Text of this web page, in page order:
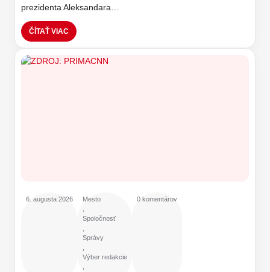
prezidenta Aleksandara…
ČÍTAŤ VIAC
6. augusta 2026
Mesto
Spoločnosť
Správy
Výber redakcie
0 komentárov